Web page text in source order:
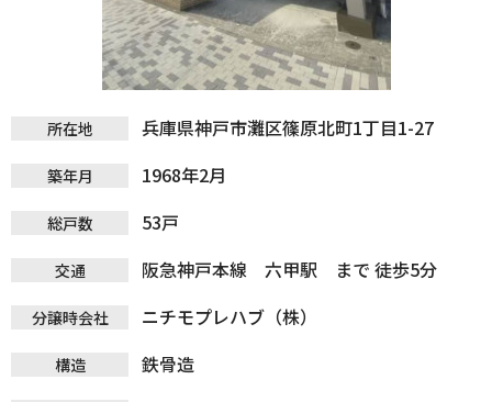
所在地 兵庫県神戸市灘区篠原北町1丁目1-27
築年月 1968年2月
総戸数 53戸
交通 阪急神戸本線 六甲駅 まで 徒歩5分
分譲時会社 ニチモプレハブ（株）
構造 鉄骨造